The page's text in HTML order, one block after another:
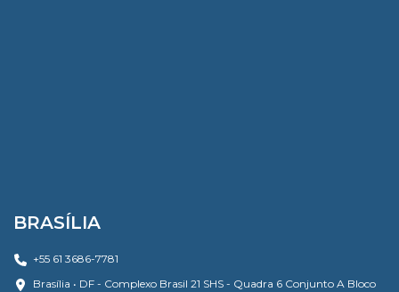
BRASÍLIA
+55 61 3686-7781
Brasília • DF - Complexo Brasil 21 SHS - Quadra 6 Conjunto A Bloco